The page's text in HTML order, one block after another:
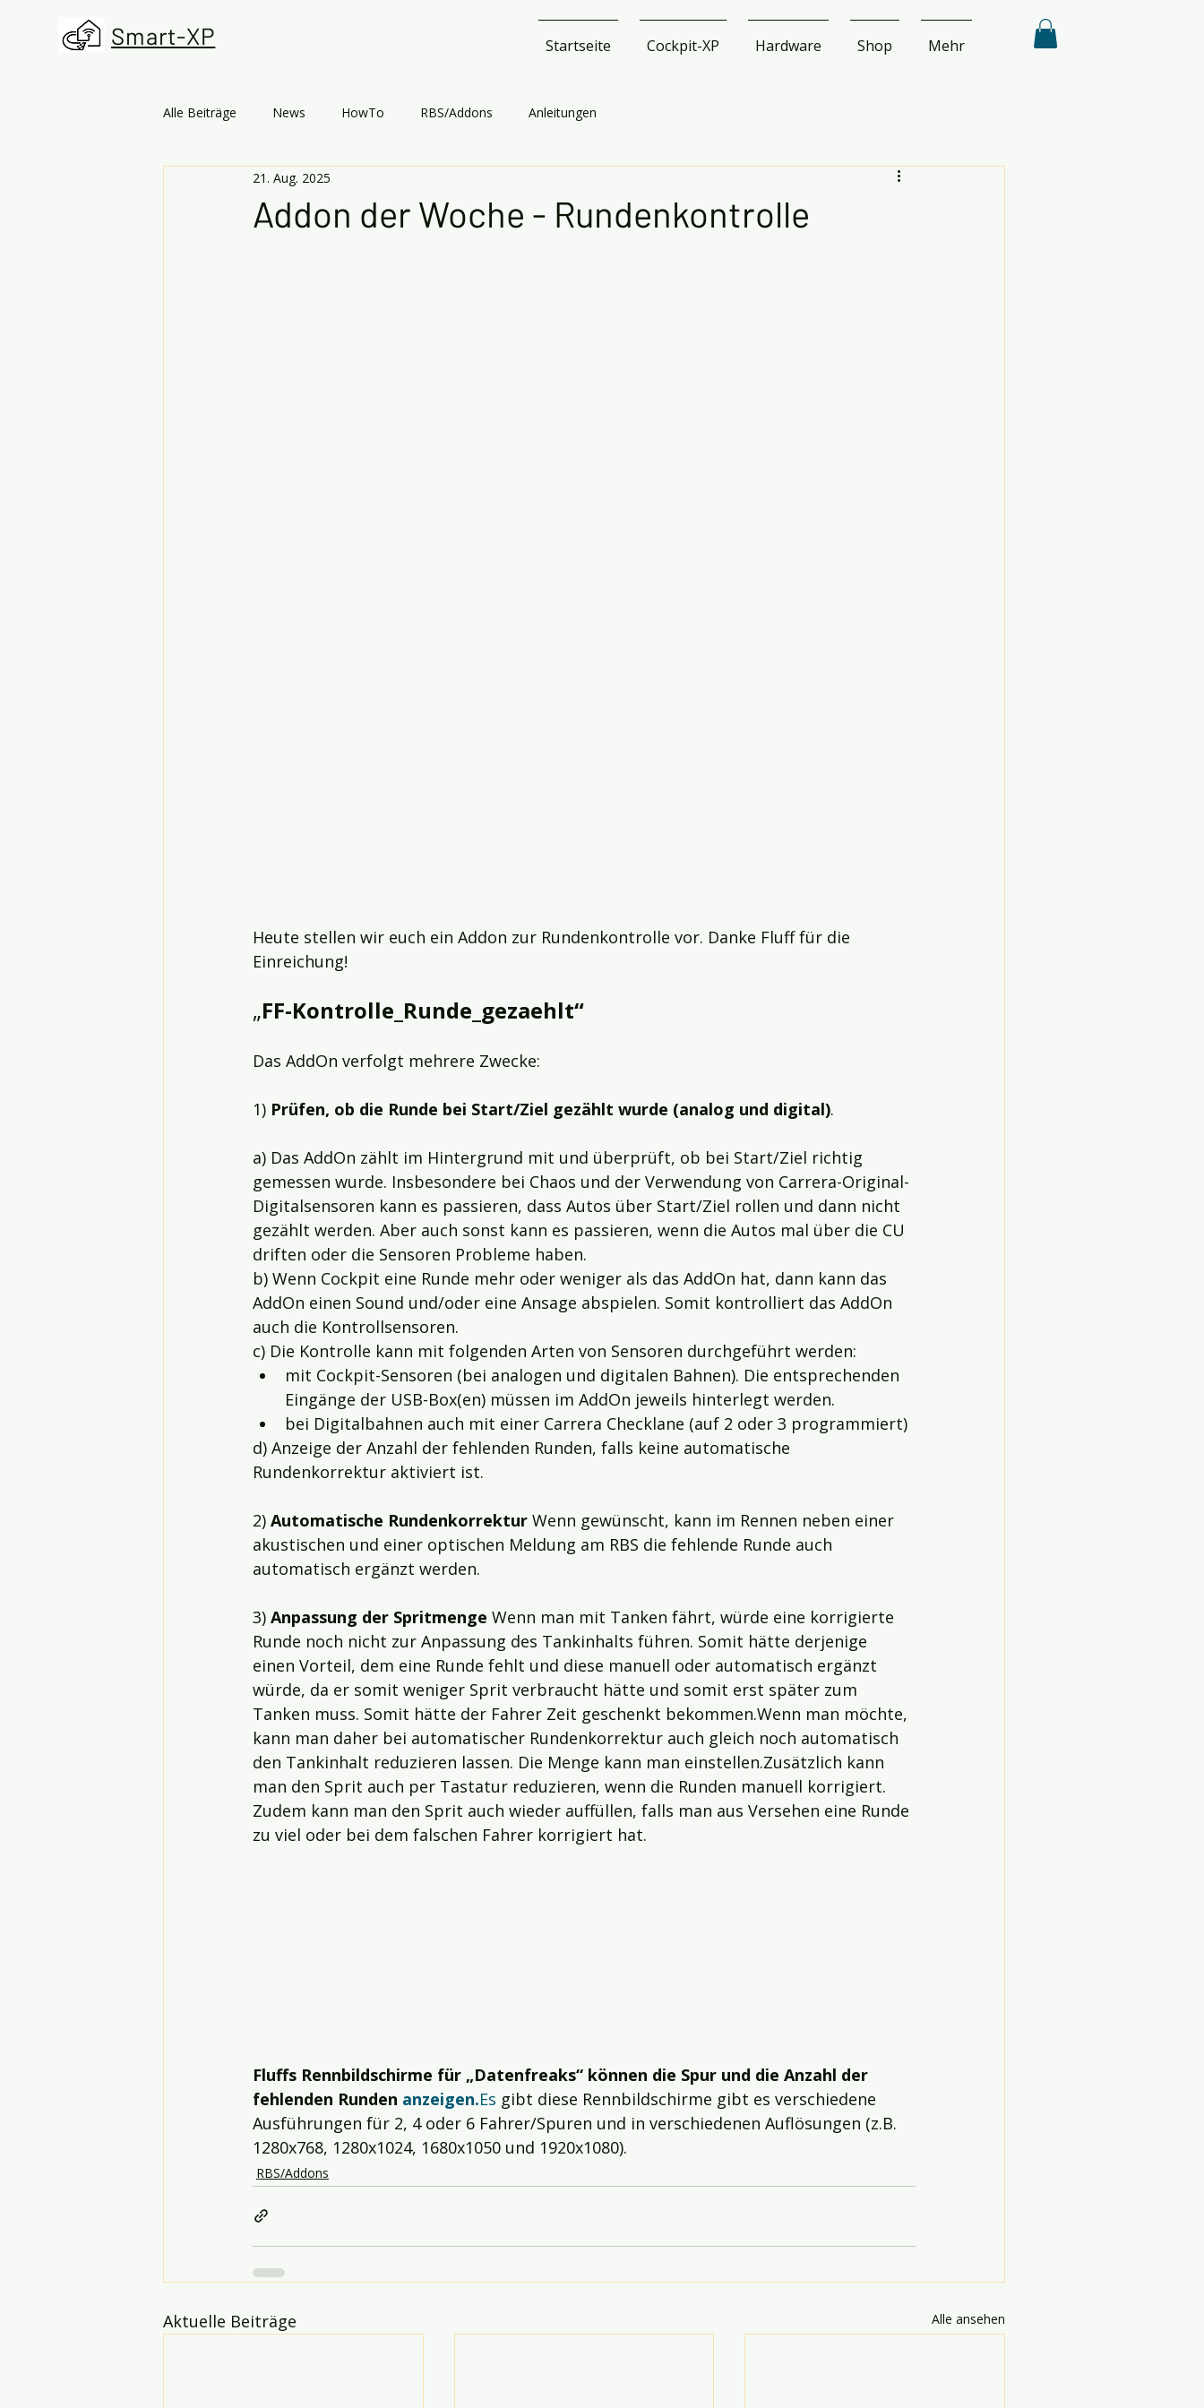
Smart-XP Startseite Cockpit-XP Hardware Shop Mehr
Alle Beiträge News HowTo RBS/Addons Anleitungen
Addon der Woche - Rundenkontrolle
21. Aug. 2025
Heute stellen wir euch ein Addon zur Rundenkontrolle vor. Danke Fluff für die
Einreichung!
„FF-Kontrolle_Runde_gezaehlt“
Das AddOn verfolgt mehrere Zwecke:
1) Prüfen, ob die Runde bei Start/Ziel gezählt wurde (analog und digital).
a) Das AddOn zählt im Hintergrund mit und überprüft, ob bei Start/Ziel richtig
gemessen wurde. Insbesondere bei Chaos und der Verwendung von Carrera-Original-
Digitalsensoren kann es passieren, dass Autos über Start/Ziel rollen und dann nicht
gezählt werden. Aber auch sonst kann es passieren, wenn die Autos mal über die CU
driften oder die Sensoren Probleme haben.
b) Wenn Cockpit eine Runde mehr oder weniger als das AddOn hat, dann kann das
AddOn einen Sound und/oder eine Ansage abspielen. Somit kontrolliert das AddOn
auch die Kontrollsensoren.
c) Die Kontrolle kann mit folgenden Arten von Sensoren durchgeführt werden:
mit Cockpit-Sensoren (bei analogen und digitalen Bahnen). Die entsprechenden
Eingänge der USB-Box(en) müssen im AddOn jeweils hinterlegt werden.
bei Digitalbahnen auch mit einer Carrera Checklane (auf 2 oder 3 programmiert)
d) Anzeige der Anzahl der fehlenden Runden, falls keine automatische
Rundenkorrektur aktiviert ist.
2) Automatische Rundenkorrektur Wenn gewünscht, kann im Rennen neben einer
akustischen und einer optischen Meldung am RBS die fehlende Runde auch
automatisch ergänzt werden.
3) Anpassung der Spritmenge Wenn man mit Tanken fährt, würde eine korrigierte
Runde noch nicht zur Anpassung des Tankinhalts führen. Somit hätte derjenige
einen Vorteil, dem eine Runde fehlt und diese manuell oder automatisch ergänzt
würde, da er somit weniger Sprit verbraucht hätte und somit erst später zum
Tanken muss. Somit hätte der Fahrer Zeit geschenkt bekommen.Wenn man möchte,
kann man daher bei automatischer Rundenkorrektur auch gleich noch automatisch
den Tankinhalt reduzieren lassen. Die Menge kann man einstellen.Zusätzlich kann
man den Sprit auch per Tastatur reduzieren, wenn die Runden manuell korrigiert.
Zudem kann man den Sprit auch wieder auffüllen, falls man aus Versehen eine Runde
zu viel oder bei dem falschen Fahrer korrigiert hat.
Fluffs Rennbildschirme für „Datenfreaks“ können die Spur und die Anzahl der
fehlenden Runden anzeigen.Es gibt diese Rennbildschirme gibt es verschiedene
Ausführungen für 2, 4 oder 6 Fahrer/Spuren und in verschiedenen Auflösungen (z.B.
1280x768, 1280x1024, 1680x1050 und 1920x1080).
RBS/Addons
Aktuelle Beiträge Alle ansehen